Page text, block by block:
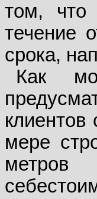
том, что
течение
срока,
Как
мере
метров